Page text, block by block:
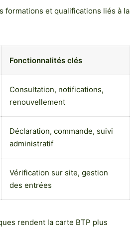
formations et qualifications liés à la
Fonctionnalités clés
Consultation, notifications,
renouvellement
Déclaration, commande, suivi
administratif
Vérification sur site, gestion
des entrées
rendent la carte BTP plus